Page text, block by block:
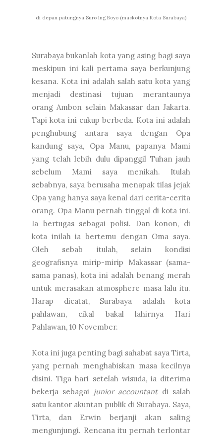
di depan patungnya Suro Ing Boyo (maskotnya Kota Surabaya)
Surabaya bukanlah kota yang asing bagi saya
meskipun ini kali pertama saya berkunjung
kesana. Kota ini adalah salah satu kota yang
menjadi destinasi tujuan merantaunya
orang Ambon selain Makassar dan Jakarta.
Tapi kota ini cukup berbeda. Kota ini adalah
penghubung antara saya dengan Opa
kandung saya, Opa Manu, papanya Mami
yang telah lebih dulu dipanggil Tuhan jauh
sebelum Mami saya menikah. Itulah
sebabnya, saya berusaha menapak tilas jejak
Opa yang hanya saya kenal dari cerita-cerita
orang. Opa Manu pernah tinggal di kota ini.
Ia bertugas sebagai polisi. Dan konon, di
kota inilah ia bertemu dengan Oma saya.
Oleh sebab itulah, selain kondisi
geografisnya mirip-mirip Makassar (sama-
sama panas), kota ini adalah benang merah
untuk merasakan atmosphere masa lalu itu.
Harap dicatat, Surabaya adalah kota
pahlawan, cikal bakal lahirnya Hari
Pahlawan, 10 November.
Kota ini juga penting bagi sahabat saya Tirta,
yang pernah menghabiskan masa kecilnya
disini. Tiga hari setelah wisuda, ia diterima
bekerja sebagai junior accountantdi salah
satu kantor akuntan publik di Surabaya. Saya,
Tirta, dan Erwin berjanji akan saling
mengunjungi. Rencana itu pernah terlontar